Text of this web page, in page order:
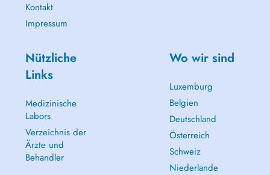
Kontakt
Impressum
Nützliche
Links
Medizinische
Labors
Verzeichnis der
Ärzte und
Behandler
Wo wir sind
Luxemburg
Belgien
Deutschland
Österreich
Schweiz
Niederlande